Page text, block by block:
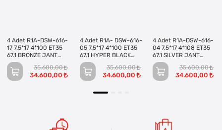
4 Adet R1A-DSW-616-
17 7.5*17 4*100 ET35
67.1 BRONZE JANT
(Takım)
35.600,00
34.600,00
4 Adet R1A- DSW-616-
05 7.5*17 4*100 ET35
67.1 HYPER BLACK
JANT (Takım)
35.600,00
34.600,00
4 Adet R1A-DSW-616-
04 7.5*17 4*108 ET35
67.1 SILVER JANT
(Takım)
35.600,00
34.600,00